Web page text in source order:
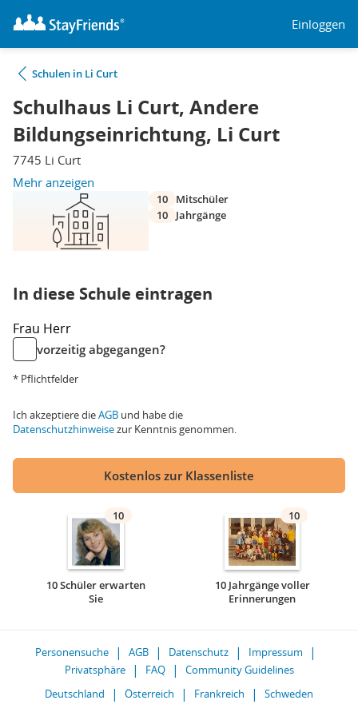
Einloggen
Schulen in Li Curt
Schulhaus Li Curt, Andere
Bildungseinrichtung, Li Curt
7745 Li Curt
Mehr anzeigen
10
Mitschüler
10
Jahrgänge
In diese Schule eintragen
Frau Herr
vorzeitig abgegangen?
* Pflichtfelder
Ich akzeptiere dieAGB und habe die
Datenschutzhinweisezur Kenntnis genommen.
Kostenlos zur Klassenliste
10
10 Schüler erwarten
Sie
10
10 Jahrgänge voller
Erinnerungen
Personensuche AGB Datenschutz
Impressum
Privatsphäre
FAQ
Community Guidelines
Deutschland
Österreich Frankreich Schweden